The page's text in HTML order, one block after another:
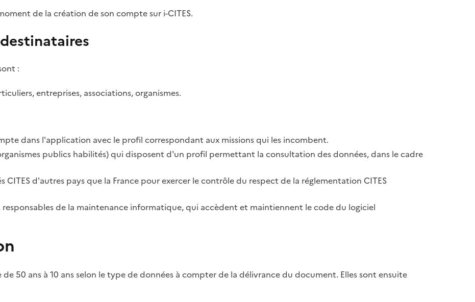
de la création de son compte sur i-CITES.
:
entreprises, associations, organismes.
dans l'application avec le profil correspondant aux missions qui les incombent.
publics habilités) qui disposent d'un profil permettant la consultation des données, dans le cadre
d'autres pays que la France pour exercer le contrôle du respect de la réglementation CITES
responsables de la maintenance informatique, qui accèdent et maintiennent le code du logiciel
50 ans à 10 ans selon le type de données à compter de la délivrance du document. Elles sont ensuite